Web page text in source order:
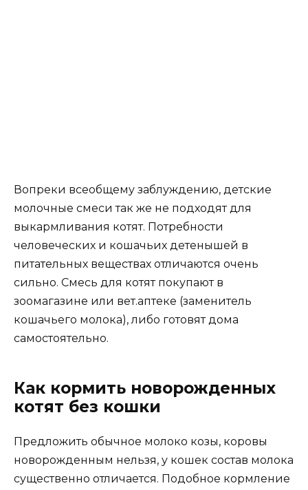
Вопреки всеобщему заблуждению, детские
молочные смеси так же не подходят для
выкармливания котят. Потребности
человеческих и кошачьих детенышей в
питательных веществах отличаются очень
сильно. Смесь для котят покупают в
зоомагазине или вет.аптеке (заменитель
кошачьего молока), либо готовят дома
самостоятельно.
Как кормить новорожденных
котят без кошки
Предложить обычное молоко козы, коровы
новорожденным нельзя, у кошек состав молока
существенно отличается. Подобное кормление